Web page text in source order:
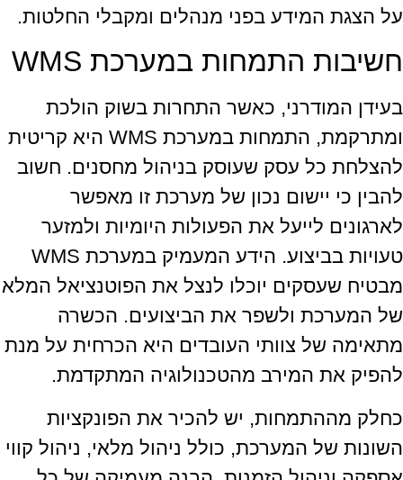
על הצגת המידע בפני מנהלים ומקבלי החלטות.
חשיבות התמחות במערכת WMS
בעידן המודרני, כאשר התחרות בשוק הולכת
ומתרקמת, התמחות במערכת WMS היא קריטית
להצלחת כל עסק שעוסק בניהול מחסנים. חשוב
להבין כי יישום נכון של מערכת זו מאפשר
לארגונים לייעל את הפעולות היומיות ולמזער
טעויות בביצוע. הידע המעמיק במערכת WMS
מבטיח שעסקים יוכלו לנצל את הפוטנציאל המלא
של המערכת ולשפר את הביצועים. הכשרה
מתאימה של צוותי העובדים היא הכרחית על מנת
להפיק את המירב מהטכנולוגיה המתקדמת.
כחלק מההתמחות, יש להכיר את הפונקציות
השונות של המערכת, כולל ניהול מלאי, ניהול קווי